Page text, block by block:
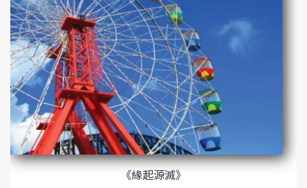
《緣起源滅》